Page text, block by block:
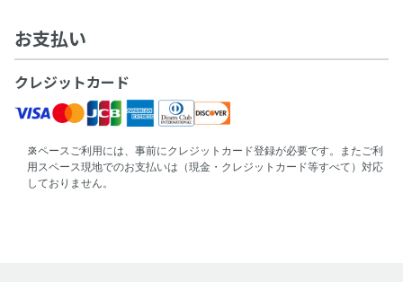
お支払い
クレジットカード
スペースご利用には、事前にクレジットカード登録が必要です。またご利
用スペース現地でのお支払いは（現金・クレジットカード等すべて）対応
しておりません。